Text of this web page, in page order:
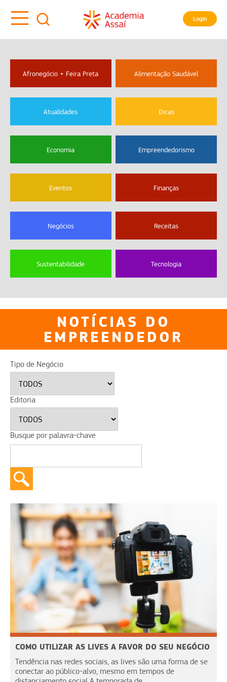
Login
Afronegócio + Feira Preta Alimentação Saudável
Atualidades Dicas
Economia Empreendedorismo
Eventos Finanças
Negócios Receitas
Sustentabilidade Tecnologia
NOTÍCIAS DO
EMPREENDEDOR
Tipo de Negócio
Editoria
Busque por palavra-chave
COMO UTILIZAR AS LIVES A FAVOR DO SEU NEGÓCIO
Tendência nas redes sociais, as lives são uma forma de se
conectar ao público-alvo, mesmo em tempos de